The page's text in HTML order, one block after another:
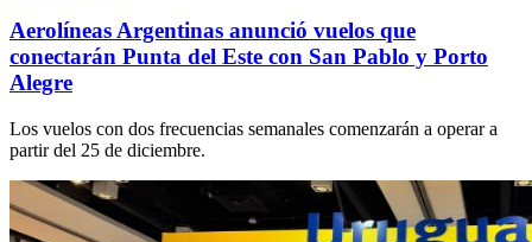
Aerolíneas Argentinas anunció vuelos que
conectarán Punta del Este con San Pablo y Porto
Alegre
Los vuelos con dos frecuencias semanales comenzarán a operar a
partir del 25 de diciembre.